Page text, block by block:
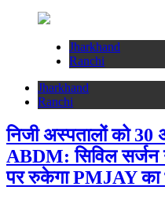
Jharkhand
Ranchi
Jharkhand
Ranchi
निजी अस्पतालों को 30
ABDM: सिविल सर्जन
पर रुकेगा PMJAY का